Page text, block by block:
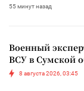
55 минут назад
Военный
ВСУ в Сумской
8 августа 2026, 03:45